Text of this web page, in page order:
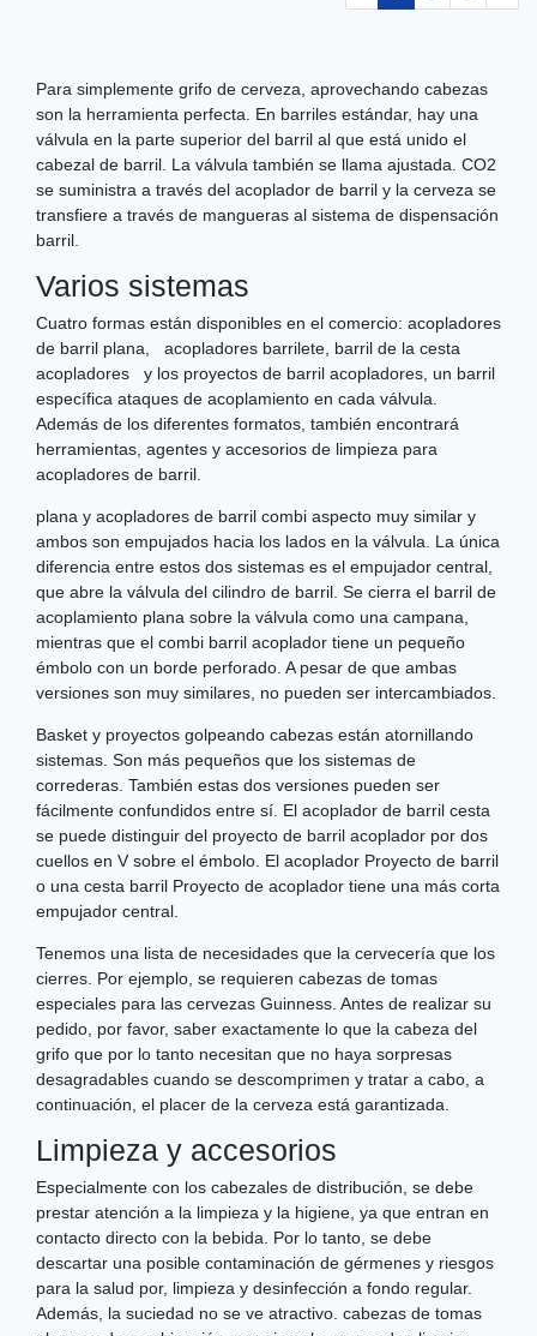
Para simplemente grifo de cerveza, aprovechando cabezas
son la herramienta perfecta. En barriles estándar, hay una
válvula en la parte superior del barril al que está unido el
cabezal de barril. La válvula también se llama ajustada. CO2
se suministra a través del acoplador de barril y la cerveza se
transfiere a través de mangueras al sistema de dispensación
barril.
Varios sistemas
Cuatro formas están disponibles en el comercio: acopladores
de barril plana, acopladores barrilete, barril de la cesta
acopladores y los proyectos de barril acopladores, un barril
específica ataques de acoplamiento en cada válvula.
Además de los diferentes formatos, también encontrará
herramientas, agentes y accesorios de limpieza para
acopladores de barril.
plana y acopladores de barril combi aspecto muy similar y
ambos son empujados hacia los lados en la válvula. La única
diferencia entre estos dos sistemas es el empujador central,
que abre la válvula del cilindro de barril. Se cierra el barril de
acoplamiento plana sobre la válvula como una campana,
mientras que el combi barril acoplador tiene un pequeño
émbolo con un borde perforado. A pesar de que ambas
versiones son muy similares, no pueden ser intercambiados.
Basket y proyectos golpeando cabezas están atornillando
sistemas. Son más pequeños que los sistemas de
correderas. También estas dos versiones pueden ser
fácilmente confundidos entre sí. El acoplador de barril cesta
se puede distinguir del proyecto de barril acoplador por dos
cuellos en V sobre el émbolo. El acoplador Proyecto de barril
o una cesta barril Proyecto de acoplador tiene una más corta
empujador central.
Tenemos una lista de necesidades que la cervecería que los
cierres. Por ejemplo, se requieren cabezas de tomas
especiales para las cervezas Guinness. Antes de realizar su
pedido, por favor, saber exactamente lo que la cabeza del
grifo que por lo tanto necesitan que no haya sorpresas
desagradables cuando se descomprimen y tratar a cabo, a
continuación, el placer de la cerveza está garantizada.
Limpieza y accesorios
Especialmente con los cabezales de distribución, se debe
prestar atención a la limpieza y la higiene, ya que entran en
contacto directo con la bebida. Por lo tanto, se debe
descartar una posible contaminación de gérmenes y riesgos
para la salud por, limpieza y desinfección a fondo regular.
Además, la suciedad no se ve atractivo. cabezas de tomas